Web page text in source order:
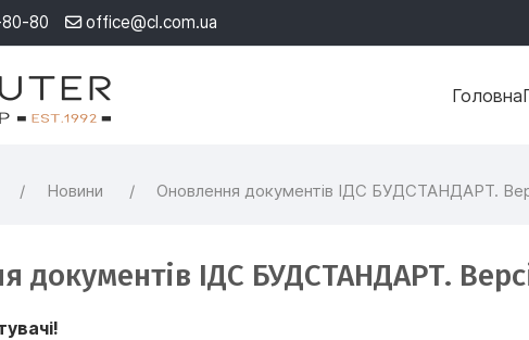
80 office@cl.com.ua
Головна
Новини Оновлення документiв ІДС БУДСТАНДАРТ.
документiв ІДС БУДСТАНДАРТ.